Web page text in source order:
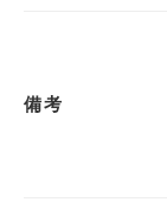
備考